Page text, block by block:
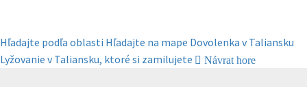
Hľadajte podľa oblasti Hľadajte na mape Dovolenka v Taliansku
Lyžovanie v Taliansku, ktoré si zamilujete
Návrat hore